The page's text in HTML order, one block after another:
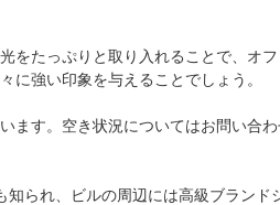
たっぷりと取り入れることで、オ
に強い印象を与えることでしょう。
す。空き状況についてはお問い合
られ、ビルの周辺には高級ブラン